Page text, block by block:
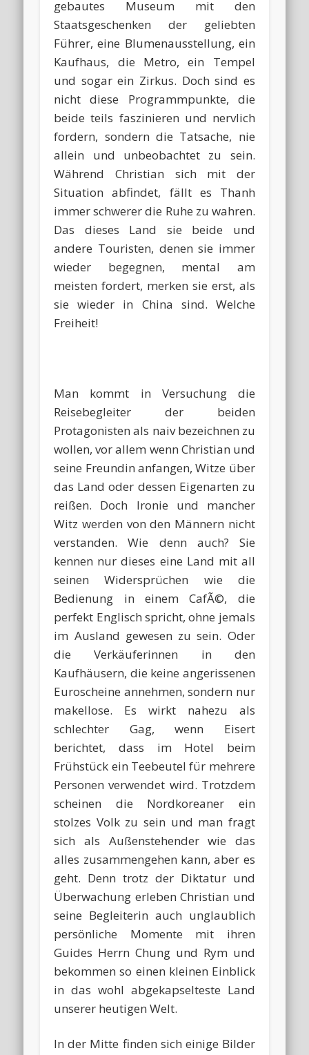
gebautes Museum mit den
Staatsgeschenken der geliebten
Führer, eine Blumenausstellung, ein
Kaufhaus, die Metro, ein Tempel
und sogar ein Zirkus. Doch sind es
nicht diese Programmpunkte, die
beide teils faszinieren und nervlich
fordern, sondern die Tatsache, nie
allein und unbeobachtet zu sein.
Während Christian sich mit der
Situation abfindet, fällt es Thanh
immer schwerer die Ruhe zu wahren.
Das dieses Land sie beide und
andere Touristen, denen sie immer
wieder begegnen, mental am
meisten fordert, merken sie erst, als
sie wieder in China sind. Welche
Freiheit!
Man kommt in Versuchung die
Reisebegleiter der beiden
Protagonisten als naiv bezeichnen zu
wollen, vor allem wenn Christian und
seine Freundin anfangen, Witze über
das Land oder dessen Eigenarten zu
reißen. Doch Ironie und mancher
Witz werden von den Männern nicht
verstanden. Wie denn auch? Sie
kennen nur dieses eine Land mit all
seinen Widersprüchen wie die
Bedienung in einem CafÃ©, die
perfekt Englisch spricht, ohne jemals
im Ausland gewesen zu sein. Oder
die Verkäuferinnen in den
Kaufhäusern, die keine angerissenen
Euroscheine annehmen, sondern nur
makellose. Es wirkt nahezu als
schlechter Gag, wenn Eisert
berichtet, dass im Hotel beim
Frühstück ein Teebeutel für mehrere
Personen verwendet wird. Trotzdem
scheinen die Nordkoreaner ein
stolzes Volk zu sein und man fragt
sich als Außenstehender wie das
alles zusammengehen kann, aber es
geht. Denn trotz der Diktatur und
Überwachung erleben Christian und
seine Begleiterin auch unglaublich
persönliche Momente mit ihren
Guides Herrn Chung und Rym und
bekommen so einen kleinen Einblick
in das wohl abgekapselteste Land
unserer heutigen Welt.
In der Mitte finden sich einige Bilder